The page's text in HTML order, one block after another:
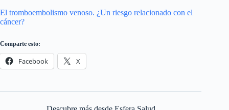
El tromboembolismo venoso. ¿Un riesgo relacionado con el
cáncer?
Comparte esto:
Facebook X